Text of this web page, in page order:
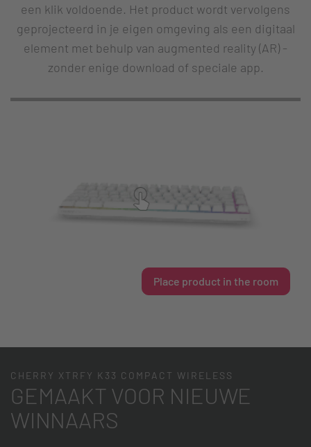
een klik voldoende. Het product wordt vervolgens
geprojecteerd in je eigen omgeving als een digitaal
element met behulp van augmented reality (AR) -
zonder enige download of speciale app.
Place product in the room
CHERRY XTRFY K33 COMPACT WIRELESS
GEMAAKT VOOR NIEUWE
WINNAARS